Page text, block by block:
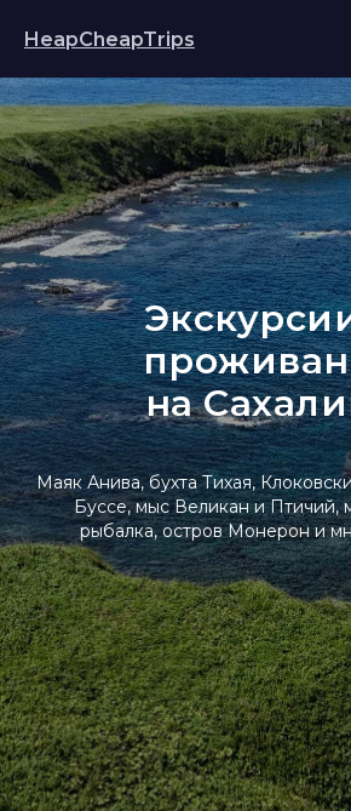
HeapCheapTrips
на
Маяк Анива, бухта Тихая,
Буссе, мыс Великан и Птичий,
рыбалка, остров Монерон и